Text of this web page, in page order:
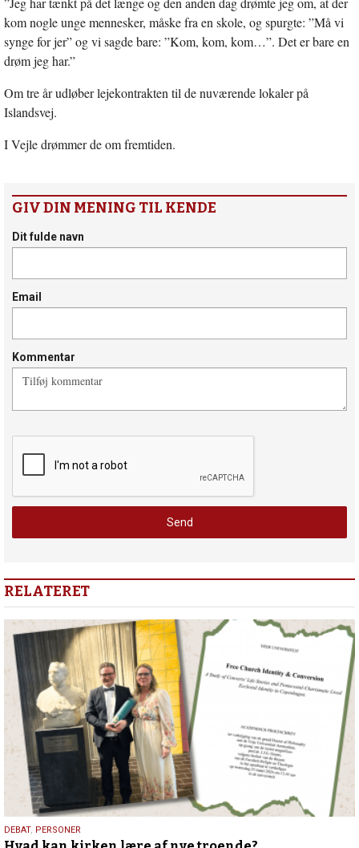
kom nogle unge mennesker, måske fra en skole, og spurgte: ”Må vi
synge for jer” og vi sagde bare: ”Kom, kom, kom…”. Det er bare en
drøm jeg har.”
Om tre år udløber lejekontrakten til de nuværende lokaler på
Islandsvej.
I Vejle drømmer de om fremtiden.
GIV DIN MENING TIL KENDE
Dit fulde navn
Email
Kommentar
RELATERET
25.
DEBAT, PERSONER